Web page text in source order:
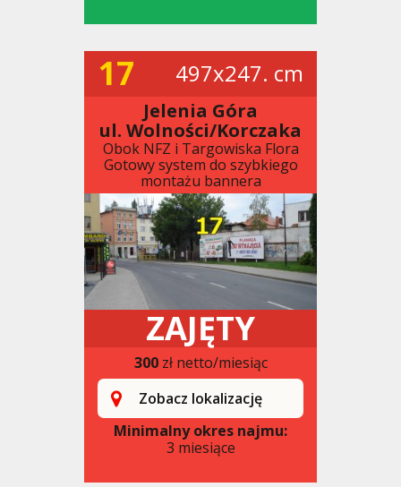
17 497x247. cm
Jelenia Góra
ul. Wolności/Korczaka
Obok NFZ i Targowiska Flora
Gotowy system do szybkiego
montażu bannera
ZAJĘTY
300zł netto/miesiąc
Zobacz lokalizację
Minimalny okres najmu:
3 miesiące